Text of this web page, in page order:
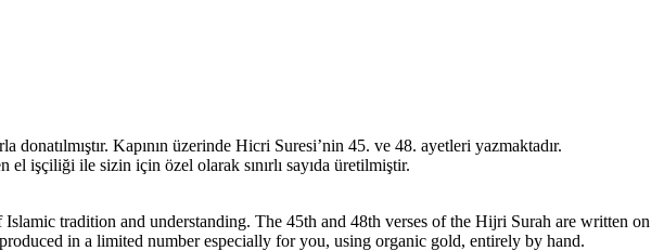
Kapının üzerinde Hicri Suresi’nin 45. ve 48. ayetleri yazmaktadır.
işçiliği ile sizin için özel olarak sınırlı sayıda üretilmiştir.
tradition and understanding. The 45th and 48th verses of the Hijri Surah are written on
in a limited number especially for you, using organic gold, entirely by hand.